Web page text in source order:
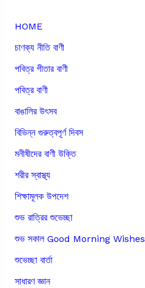
HOME
চাণক্য নীতি বাণী
পবিত্র গীতার বাণী
পবিত্র বাণী
বাঙালির উৎসব
বিভিন্ন গুরুত্বপূর্ণ দিবস
মনীষীদের বাণী উক্তি
শরীর স্বাস্থ্য
শিক্ষামূলক উপদেশ
শুভ রাত্রির শুভেচ্ছা
শুভ সকাল Good Morning Wishes
শুভেচ্ছা বার্তা
সাধারণ জ্ঞান